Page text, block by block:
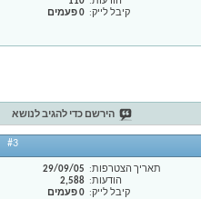
קיבל לייק
0 פעמים
הירשם כדי להגיב לנושא
#3
תאריך הצטרפות
29/09/05
הודעות
2,588
קיבל לייק
0 פעמים